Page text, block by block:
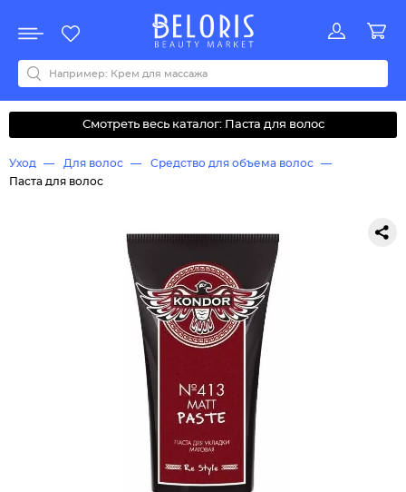
Акции
Все бренды
0-9ABCDEFGHIJKLMNOPQRSTUVWYZАБВДЗИМОКЛНПРСТУФ
Смотреть весь каталог: Паста для волос
Уход Для волос
Средство для объема волос
Паста для волос